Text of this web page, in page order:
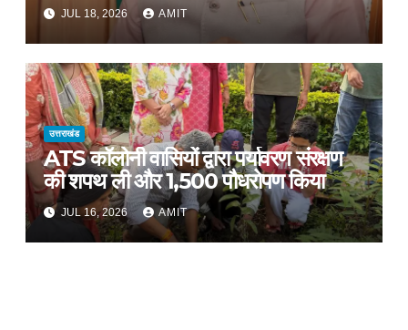
JUL 18, 2026 AMIT
उत्तराखंड
ATS कॉलोनी वासियों द्वारा पर्यावरण संरक्षण
की शपथ ली और 1,500 पौधरोपण किया
JUL 16, 2026 AMIT